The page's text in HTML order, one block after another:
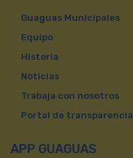
Guaguas Municipales
Equipo
Historia
Noticias
Trabaja con nosotros
Portal de transparencia
APP GUAGUAS